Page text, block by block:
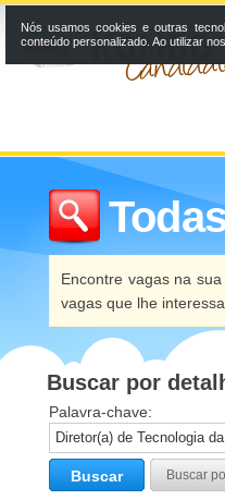
Encontre vagas na
vagas que lhe
Buscar por
Palavra-chave:
Buscar Buscar
Nós usamos cookies e outras
conteúdo personalizado. Ao utilizar